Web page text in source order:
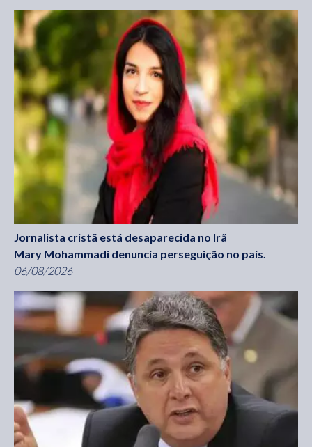
Jornalista cristã está desaparecida no Irã
Mary Mohammadi denuncia perseguição no país.
06/08/2026